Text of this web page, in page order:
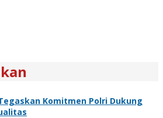
Komitmen Polri Dukung